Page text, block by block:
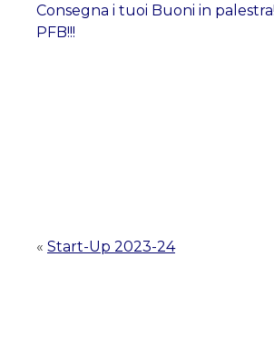
Consegna i tuoi Buoni in
PFB!!!
« Start-Up 2023-24